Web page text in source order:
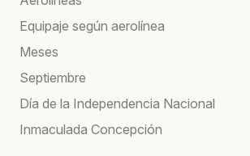
Equipaje según aerolínea
Meses
Septiembre
Día de la Independencia Nacional
Inmaculada Concepción